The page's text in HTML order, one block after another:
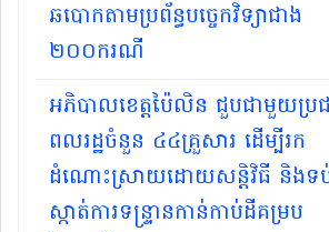
ឆបោកតាមប្រព័ន្ធបច្ចេកវិទ្យាជាង
២០០ករណី
អភិបាលខេត្តប៉ៃលិន ជួបជាមួយប្រ
ពលរដ្ឋចំនួន ៤៤គ្រួសារ ដើម្បីរក
ដំណោះស្រាយដោយសន្តិវិធី និងទ
ស្កាត់ការទន្ទ្រានកាន់កាប់ដីគម្រប